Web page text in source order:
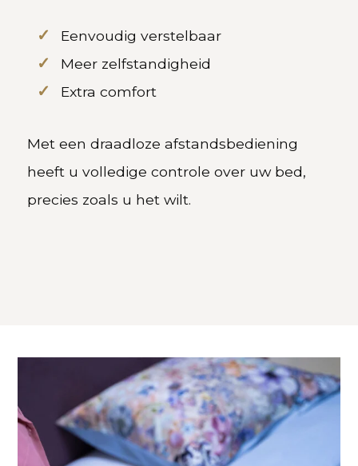
Eenvoudig verstelbaar
Meer zelfstandigheid
Extra comfort
Met een draadloze afstandsbediening
heeft u volledige controle over uw bed,
precies zoals u het wilt.